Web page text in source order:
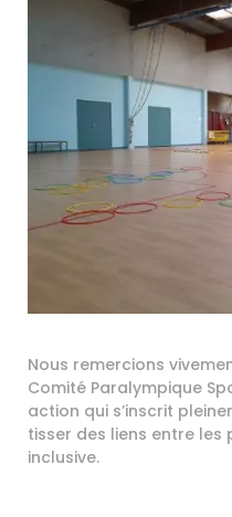
Nous remercions
Comité Paralympique
action qui s’inscrit
tisser des liens entre les
inclusive.